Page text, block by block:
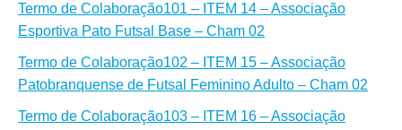
Termo de Colaboração101 – ITEM 14 – Associação
Esportiva Pato Futsal Base – Cham 02
Termo de Colaboração102 – ITEM 15 – Associação
Patobranquense de Futsal Feminino Adulto – Cham 02
Termo de Colaboração103 – ITEM 16 – Associação